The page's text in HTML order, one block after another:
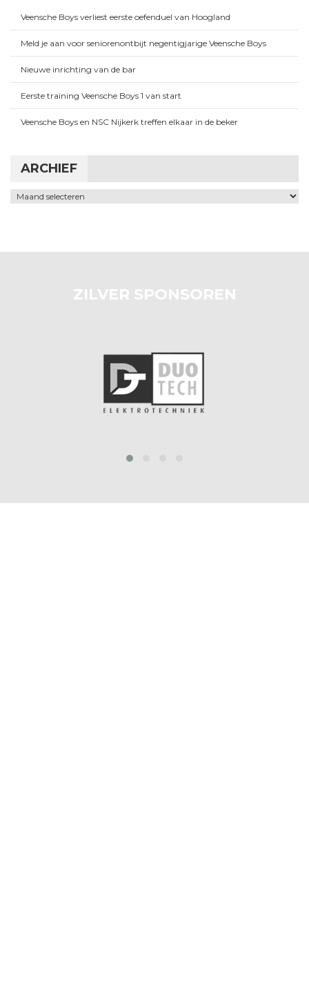
Veensche Boys verliest eerste oefenduel van Hoogland
Meld je aan voor seniorenontbijt negentigjarige Veensche Boys
Nieuwe inrichting van de bar
Eerste training Veensche Boys 1 van start
Veensche Boys en NSC Nijkerk treffen elkaar in de beker
ARCHIEF
Archief
ZILVER SPONSOREN
prev